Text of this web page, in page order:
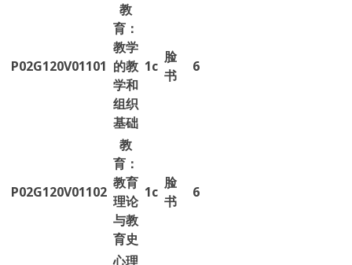
P02G120V01101
教
育：
教学
的教
学和
组织
基础
1c
脸
书
6
P02G120V01102
教
育：
教育
理论
与教
育史
1c
脸
书
6
心理